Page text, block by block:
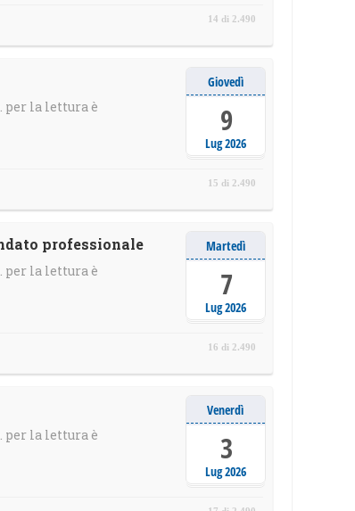
14 di 2.490
la lettura è
Lug 2026
Giovedì
9
15 di 2.490
professionale
la lettura è
Lug 2026
Martedì
7
16 di 2.490
la lettura è
Lug 2026
Venerdì
3